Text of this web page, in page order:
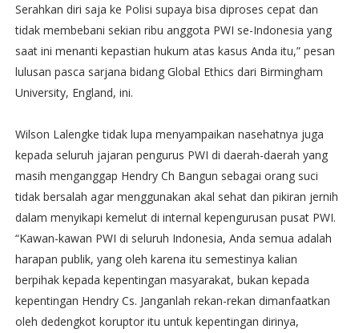
Serahkan diri saja ke Polisi supaya bisa diproses cepat dan
tidak membebani sekian ribu anggota PWI se-Indonesia yang
saat ini menanti kepastian hukum atas kasus Anda itu,” pesan
lulusan pasca sarjana bidang Global Ethics dari Birmingham
University, England, ini.
Wilson Lalengke tidak lupa menyampaikan nasehatnya juga
kepada seluruh jajaran pengurus PWI di daerah-daerah yang
masih menganggap Hendry Ch Bangun sebagai orang suci
tidak bersalah agar menggunakan akal sehat dan pikiran jernih
dalam menyikapi kemelut di internal kepengurusan pusat PWI.
“Kawan-kawan PWI di seluruh Indonesia, Anda semua adalah
harapan publik, yang oleh karena itu semestinya kalian
berpihak kepada kepentingan masyarakat, bukan kepada
kepentingan Hendry Cs. Janganlah rekan-rekan dimanfaatkan
oleh dedengkot koruptor itu untuk kepentingan dirinya,